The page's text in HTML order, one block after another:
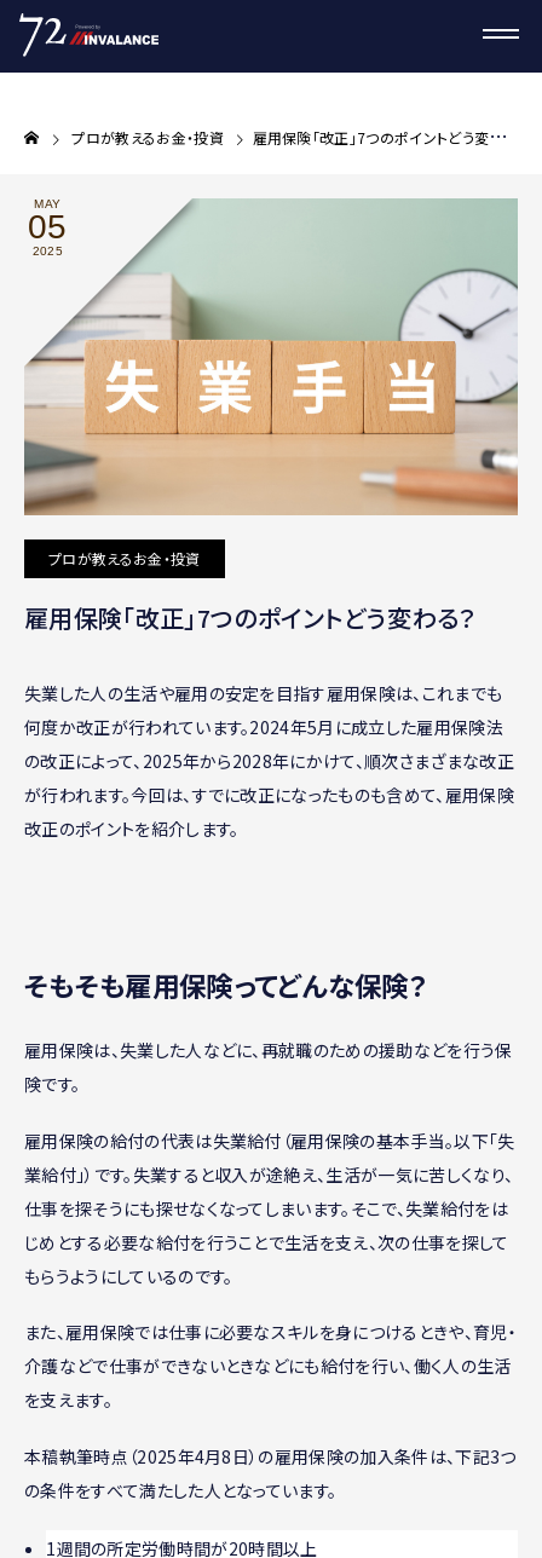
プロが教えるお金・投資 雇用保険「改正」7つのポイントどう変わる？
MAY
05
2025
プロが教えるお金・投資
雇用保険「改正」7つのポイントどう変わる？
失業した人の生活や雇用の安定を目指す雇用保険は、これまでも
何度か改正が行われています。2024年5月に成立した雇用保険法
の改正によって、2025年から2028年にかけて、順次さまざまな改正
が行われます。今回は、すでに改正になったものも含めて、雇用保険
改正のポイントを紹介します。
そもそも雇用保険ってどんな保険？
雇用保険は、失業した人などに、再就職のための援助などを行う保
険です。
雇用保険の給付の代表は失業給付（雇用保険の基本手当。以下「失
業給付」）です。失業すると収入が途絶え、生活が一気に苦しくなり、
仕事を探そうにも探せなくなってしまいます。そこで、失業給付をは
じめとする必要な給付を行うことで生活を支え、次の仕事を探して
もらうようにしているのです。
また、雇用保険では仕事に必要なスキルを身につけるときや、育児・
介護などで仕事ができないときなどにも給付を行い、働く人の生活
を支えます。
本稿執筆時点（2025年4月8日）の雇用保険の加入条件は、下記3つ
の条件をすべて満たした人となっています。
1週間の所定労働時間が20時間以上